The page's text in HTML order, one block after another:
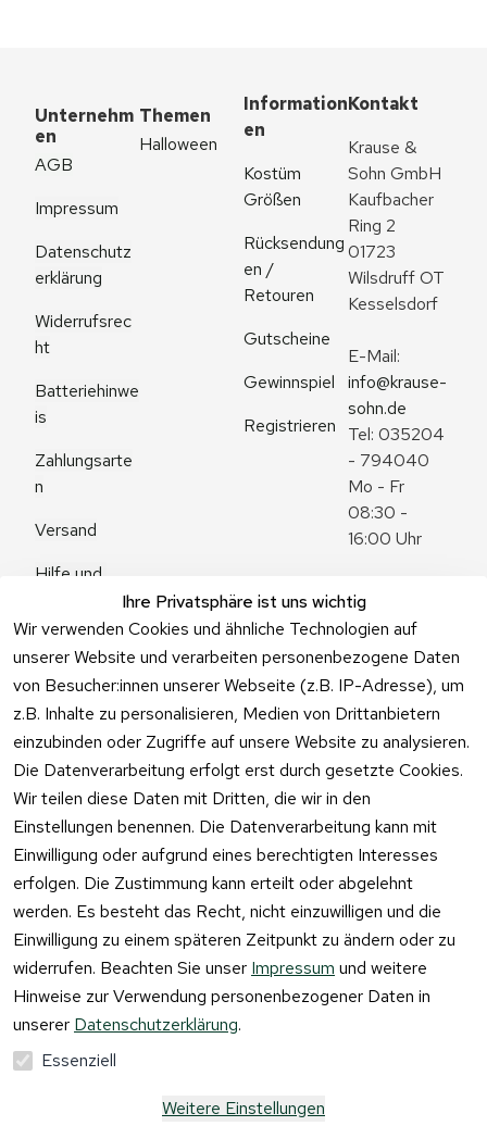
Ihre Privatsphäre ist uns wichtig
Wir verwenden Cookies und ähnliche Technologien auf
unserer Website und verarbeiten personenbezogene Daten
von Besucher:innen unserer Webseite (z.B. IP-Adresse), um
z.B. Inhalte zu personalisieren, Medien von Drittanbietern
einzubinden oder Zugriffe auf unsere Website zu analysieren.
Die Datenverarbeitung erfolgt erst durch gesetzte Cookies.
Wir teilen diese Daten mit Dritten, die wir in den
Einstellungen benennen. Die Datenverarbeitung kann mit
Einwilligung oder aufgrund eines berechtigten Interesses
erfolgen. Die Zustimmung kann erteilt oder abgelehnt
werden. Es besteht das Recht, nicht einzuwilligen und die
Einwilligung zu einem späteren Zeitpunkt zu ändern oder zu
widerrufen. Beachten Sie unser Impressum und weitere
Hinweise zur Verwendung personenbezogener Daten in
unserer Datenschutzerklärung.
Essenziell
Weitere Einstellungen
Unternehm
en
AGB
Impressum
Datenschutz
erklärung
Widerrufsrec
ht
Batteriehinwe
is
Zahlungsarte
n
Versand
Hilfe und
Fragen
Themen
Halloween
Information
en
Kostüm
Größen
Rücksendung
en /
Retouren
Gutscheine
Gewinnspiel
Registrieren
Kontakt
Krause &
Sohn GmbH
Kaufbacher
Ring 2
01723
Wilsdruff OT
Kesselsdorf
info@krause-
sohn.de
Tel: 035204
- 794040
Mo - Fr
08:30 -
16:00 Uhr
Zum
Kontaktformu
lar
Vertrag
widerrufen